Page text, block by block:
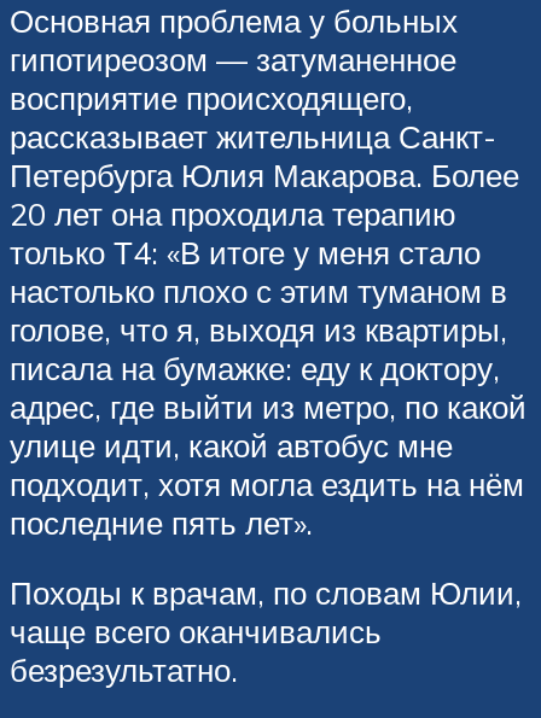
Основная проблема у больных
гипотиреозом — затуманенное
восприятие происходящего,
рассказывает жительница Санкт-
Петербурга Юлия Макарова. Более
20 лет она проходила терапию
только Т4: «В итоге у меня стало
настолько плохо с этим туманом в
голове, что я, выходя из квартиры,
писала на бумажке: еду к доктору,
адрес, где выйти из метро, по какой
улице идти, какой автобус мне
подходит, хотя могла ездить на нём
последние пять лет».
Походы к врачам, по словам Юлии,
чаще всего оканчивались
безрезультатно.